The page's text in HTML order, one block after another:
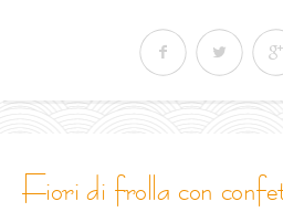
fiori di frolla con